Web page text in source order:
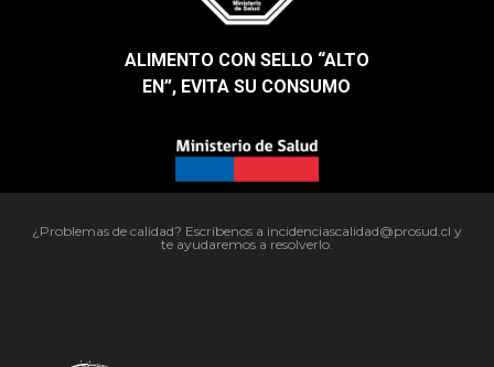
ALIMENTO CON SELLO “ALTO
EN”, EVITA SU CONSUMO​
¿Problemas de calidad? Escríbenos a incidenciascalidad@prosud.cl y
te ayudaremos a resolverlo.